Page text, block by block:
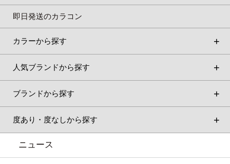
即日発送のカラコン
カラーから探す
人気ブランドから探す
ブランドから探す
度あり・度なしから探す
ニュース